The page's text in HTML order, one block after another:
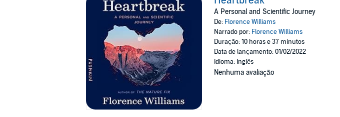
A Personal and Scientific Journey
De: Florence Williams
Narrado por: Florence Williams
Duração: 10 horas e 37 minutos
Data de lançamento: 01/02/2022
Idioma: Inglês
Nenhuma avaliação